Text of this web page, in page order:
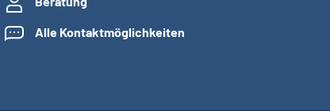
Alle Kontaktmöglichkeiten